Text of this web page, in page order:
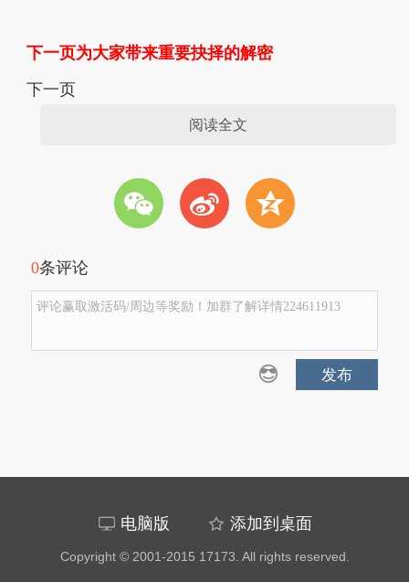
下一页为大家带来重要抉择的解密
下一页
阅读全文
w t z
0条评论
评论赢取激活码/周边等奖励！加群了解详情224611913
发布
电脑版 添加到桌面
Copyright © 2001-2015 17173. All rights reserved.